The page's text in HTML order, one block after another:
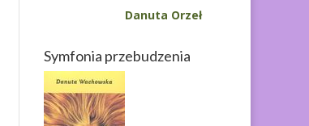
Danuta Orzeł
Symfonia przebudzenia